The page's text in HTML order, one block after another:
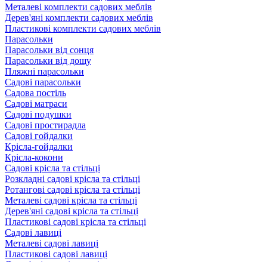
Металеві комплекти садових меблів
Дерев'яні комплекти садових меблів
Пластикові комплекти садових меблів
Парасольки
Парасольки від сонця
Парасольки від дощу
Пляжні парасольки
Садові парасольки
Садова постіль
Садові матраси
Садові подушки
Садові простирадла
Садові гойдалки
Крісла-гойдалки
Крісла-кокони
Садові крісла та стільці
Розкладні садові крісла та стільці
Ротангові садові крісла та стільці
Металеві садові крісла та стільці
Дерев'яні садові крісла та стільці
Пластикові садові крісла та стільці
Садові лавиці
Металеві садові лавиці
Пластикові садові лавиці